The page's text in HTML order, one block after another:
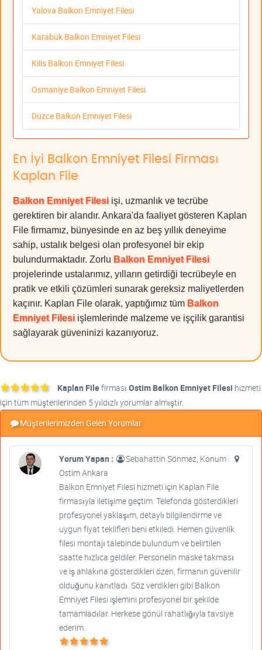
Yalova Balkon Emniyet Filesi
Karabük Balkon Emniyet Filesi
Kilis Balkon Emniyet Filesi
Osmaniye Balkon Emniyet Filesi
Düzce Balkon Emniyet Filesi
En İyi Balkon Emniyet Filesi Firması
Kaplan File
Balkon Emniyet Filesi işi, uzmanlık ve tecrübe
gerektiren bir alandır. Ankara'da faaliyet gösteren Kaplan
File firmamız, bünyesinde en az beş yıllık deneyime
sahip, ustalık belgesi olan profesyonel bir ekip
bulundurmaktadır. Zorlu Balkon Emniyet Filesi
projelerinde ustalarımız, yılların getirdiği tecrübeyle en
pratik ve etkili çözümleri sunarak gereksiz maliyetlerden
kaçınır. Kaplan File olarak, yaptığımız tüm Balkon
Emniyet Filesi işlemlerinde malzeme ve işçilik garantisi
sağlayarak güveninizi kazanıyoruz.
Kaplan Filefirması Ostim Balkon Emniyet Filesi hizmeti
için tüm müşterilerinden 5 yıldızlı yorumlar almıştır.
Müşterilerimizden Gelen Yorumlar
Yorum Yapan :
Sebahattin Sönmez, Konum :
Ostim Ankara
Balkon Emniyet Filesi hizmeti için Kaplan File
firmasıyla iletişime geçtim. Telefonda gösterdikleri
profesyonel yaklaşım, detaylı bilgilendirme ve
uygun fiyat teklifleri beni etkiledi. Hemen güvenlik
filesi montajı talebinde bulundum ve belirtilen
saatte hızlıca geldiler. Personelin maske takması
ve iş ahlakına gösterdikleri özen, firmanın güvenilir
olduğunu kanıtladı. Söz verdikleri gibi Balkon
Emniyet Filesi işlemini profesyonel bir şekilde
tamamladılar. Herkese gönül rahatlığıyla tavsiye
ederim.